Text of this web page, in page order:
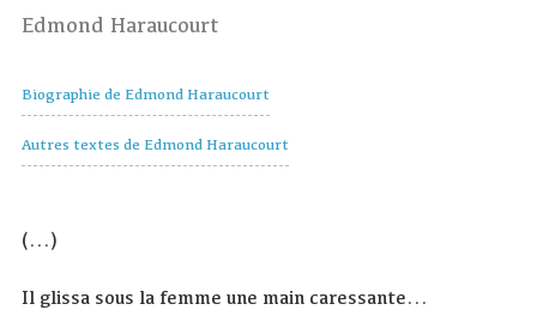
Edmond Haraucourt
Biographie de Edmond Haraucourt
Autres textes de Edmond Haraucourt
(...)
Il glissa sous la femme une main caressante...